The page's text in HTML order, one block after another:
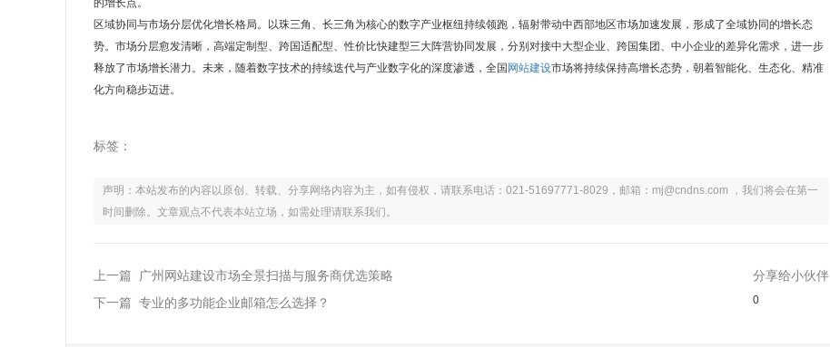
的增长点。
区域协同与市场分层优化增长格局。以珠三角、长三角为核心的数字产业枢纽持续领跑，辐射带动中西部地区市场加速发展，形成了全域协同的增长态
势。市场分层愈发清晰，高端定制型、跨国适配型、性价比快建型三大阵营协同发展，分别对接中大型企业、跨国集团、中小企业的差异化需求，进一步
释放了市场增长潜力。未来，随着数字技术的持续迭代与产业数字化的深度渗透，全国 网站建设市场将持续保持高增长态势，朝着智能化、生态化、精准
化方向稳步迈进。
标签：
声明：本站发布的内容以原创、转载、分享网络内容为主，如有侵权，请联系电话：021-51697771-8029，邮箱：mj@cndns.com ，我们将会在第一
时间删除。文章观点不代表本站立场，如需处理请联系我们。
上一篇 广州网站建设市场全景扫描与服务商优选策略
下一篇 专业的多功能企业邮箱怎么选择？
分享给小伙伴
0